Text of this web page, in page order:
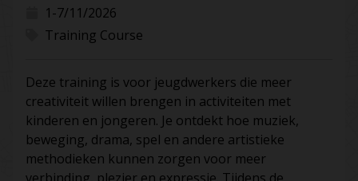
1-7/11/2026
Training Course
Deze training is voor jeugdwerkers die meer
creativiteit willen brengen in activiteiten met
kinderen en jongeren. Je ontdekt hoe muziek,
beweging, drama, spel en andere artistieke
methodieken kunnen zorgen voor meer
verbinding, plezier en expressie. Tijdens de